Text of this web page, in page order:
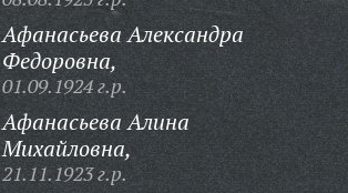
Афанасьева Александра
Федоровна,
01.09.1924 г.р.
Афанасьева Алина
Михайловна,
21.11.1923 г.р.